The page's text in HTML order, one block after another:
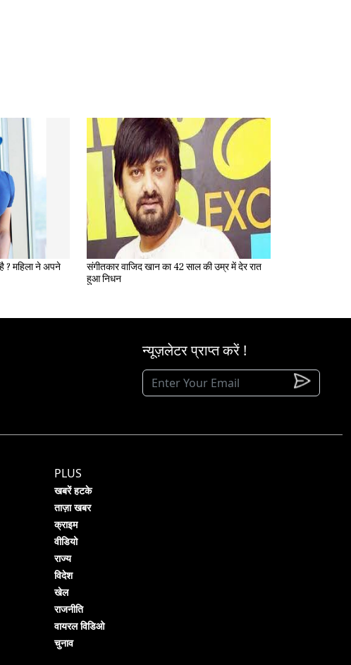
संगीतकार वाजिद खान का 42 साल की उम्र में देर रात
हुआ निधन
न्यूज़लेटर प्राप्त करें !
PLUS
खबरें हटके
ताज़ा खबर
क्राइम
वीडियो
राज्य
विदेश
खेल
राजनीति
वायरल विडिओ
चुनाव